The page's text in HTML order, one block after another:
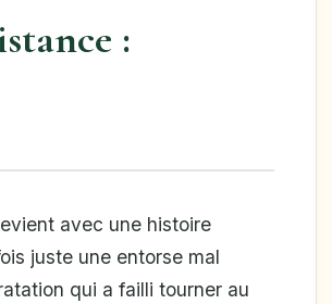
:
avec une histoire
juste une entorse mal
qui a failli tourner au